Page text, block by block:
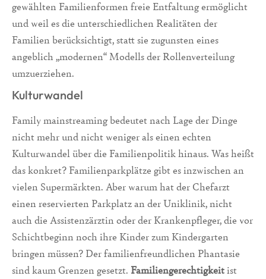
gewählten Familienformen freie Entfaltung ermöglicht
und weil es die unterschiedlichen Realitäten der
Familien berücksichtigt, statt sie zugunsten eines
angeblich „modernen“ Modells der Rollenverteilung
umzuerziehen.
Kulturwandel
Family mainstreaming bedeutet nach Lage der Dinge
nicht mehr und nicht weniger als einen echten
Kulturwandel über die Familienpolitik hinaus. Was heißt
das konkret? Familienparkplätze gibt es inzwischen an
vielen Supermärkten. Aber warum hat der Chefarzt
einen reservierten Parkplatz an der Uniklinik, nicht
auch die Assistenzärztin oder der Krankenpfleger, die vor
Schichtbeginn noch ihre Kinder zum Kindergarten
bringen müssen? Der familienfreundlichen Phantasie
sind kaum Grenzen gesetzt. Familiengerechtigkeitist